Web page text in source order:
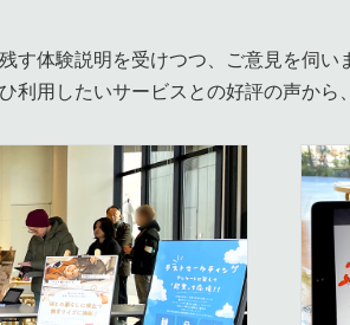
す体験説明を受けつつ、ご意見を伺
用したいサービスとの好評の声から